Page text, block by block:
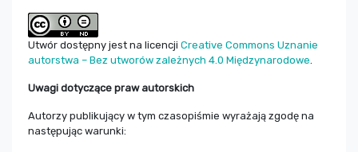
Utwór dostępny jest na licencji Creative Commons Uznanie
autorstwa – Bez utworów zależnych 4.0 Międzynarodowe.
Uwagi dotyczące praw autorskich
Autorzy publikujący w tym czasopiśmie wyrażają zgodę na
następując warunki: